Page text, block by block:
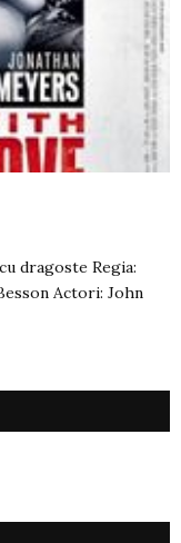
dragoste Regia:
Actori: John